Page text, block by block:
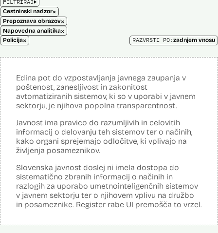
FILTRIRAJ
Cestninski nadzor×
Prepoznava obrazov×
Napovedna analitika×
Policija× RAZVRSTI PO:zadnjem vnosu
Edina pot do vzpostavljanja javnega zaupanja v
poštenost, zanesljivost in zakonitost
avtomatiziranih sistemov, ki so v uporabi v javnem
sektorju, je njihova popolna transparentnost.
Javnost ima pravico do razumljivih in celovitih
informacij o delovanju teh sistemov ter o načinih,
kako organi sprejemajo odločitve, ki vplivajo na
življenja posameznikov.
Slovenska javnost doslej ni imela dostopa do
sistematično zbranih informacij o načinih in
razlogih za uporabo umetnointeligenčnih sistemov
v javnem sektorju ter o njihovem vplivu na družbo
in posameznike. Register rabe UI premošča to vrzel.